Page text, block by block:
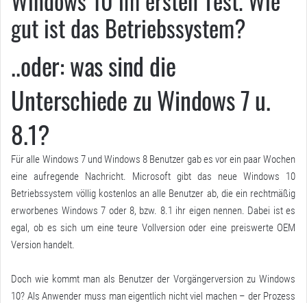
gut ist das Betriebssystem?
..oder: was sind die
Unterschiede zu Windows 7 u.
8.1?
Für alle Windows 7 und Windows 8 Benutzer gab es vor ein paar Wochen
eine aufregende Nachricht. Microsoft gibt das neue Windows 10
Betriebssystem völlig kostenlos an alle Benutzer ab, die ein rechtmäßig
erworbenes Windows 7 oder 8, bzw. 8.1 ihr eigen nennen. Dabei ist es
egal, ob es sich um eine teure Vollversion oder eine preiswerte OEM
Version handelt.
Doch wie kommt man als Benutzer der Vorgängerversion zu Windows
10? Als Anwender muss man eigentlich nicht viel machen – der Prozess